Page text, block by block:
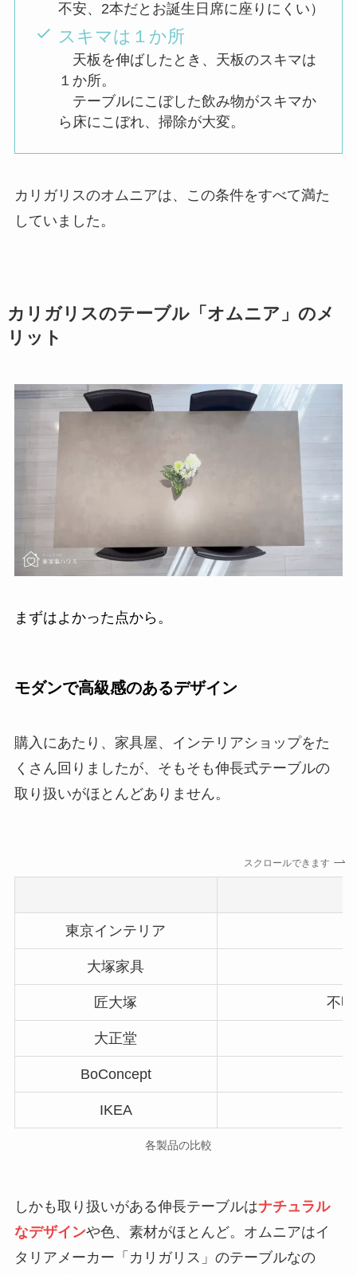
不安、2本だとお誕生日席に座りにくい）
スキマは１か所
天板を伸ばしたとき、天板のスキマは
１か所。
テーブルにこぼした飲み物がスキマか
ら床にこぼれ、掃除が大変。
カリガリスのオムニアは、この条件をすべて満た
していました。
カリガリスのテーブル「オムニア」のメ
リット
まずはよかった点から。
モダンで高級感のあるデザイン
購入にあたり、家具屋、インテリアショップをた
くさん回りましたが、そもそも伸長式テーブルの
取り扱いがほとんどありません。
スクロールできます
東京インテリア
大塚家具
匠大塚 不
大正堂
BoConcept
IKEA
各製品の比較
しかも取り扱いがある伸長テーブルはナチュラル
なデザインや色、素材がほとんど。オムニアはイ
タリアメーカー「カリガリス」のテーブルなの